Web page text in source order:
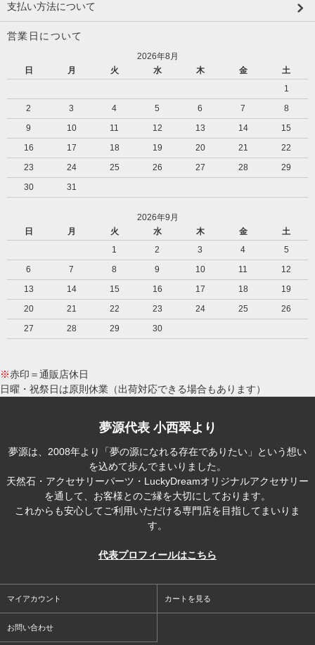
支払い方法について
営業日について
2026年8月
日
月 火 水 木 金
土
1
2
3 4 5 6 7
8
9
10 11 12 13 14
15
16
17 18 19 20 21
22
23
24 25 26 27 28
29
30
31
2026年9月
日
月 火 水 木 金
土
1
2 3 4
5
6
7 8 9 10 11
12
13
14 15 16 17 18
19
20
21 22 23 24 25
26
27
28 29 30
※赤印＝通販店休日
日曜・祝祭日は原則休業（出荷対応できる場合もあります）
夢源代表 小西翠より
夢源は、2008年より「夢の源になれる存在でありたい」という想い
を込めて歩んでまいりました。
天然石・アクセサリーパーツ・LuckyDreamオリジナルアクセサリー
を通して、お客様とのご縁を大切にしております。
これからも安心してご利用いただける専門店を目指してまいりま
す。
代表プロフィールはこちら
マイアカウント カートを見る
お問い合わせ